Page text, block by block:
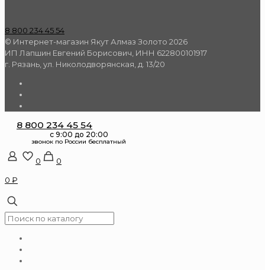
8 800 234 45 54
© Интернет-магазин Якут Алмаз Золото 2026
ИП Лапшин Евгений Борисович, ИНН 622800101917
г. Рязань, ул. Николодворянская, д. 13/20
8 800 234 45 54
0
0
0 ₽